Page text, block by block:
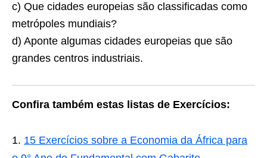
c) Que cidades europeias são classificadas como
metrópoles mundiais?
d) Aponte algumas cidades europeias que são
grandes centros industriais.
Confira também estas listas de Exercícios:
15 Exercícios sobre a Economia da África para